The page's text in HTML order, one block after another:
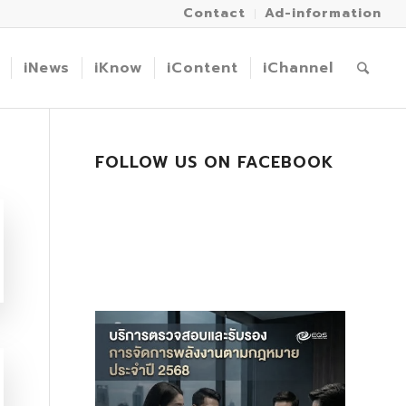
Contact Ad-information
iNews iKnow iContent iChannel
FOLLOW US ON FACEBOOK